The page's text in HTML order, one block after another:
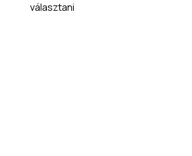
választani